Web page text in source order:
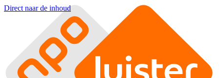
Direct naar de inhoud